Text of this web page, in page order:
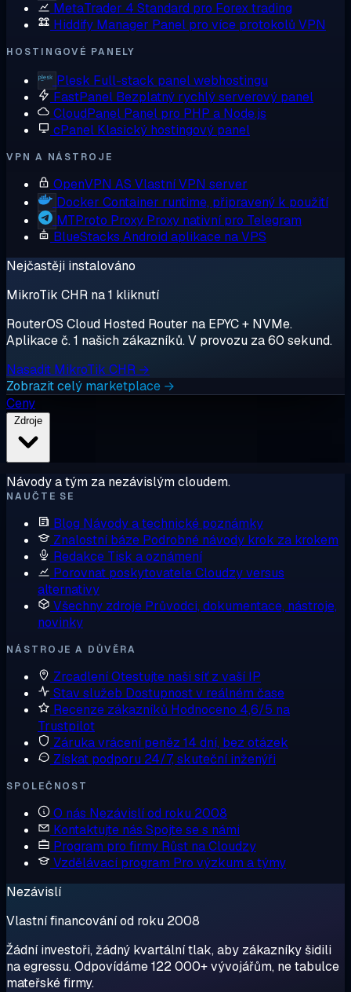
MetaTrader 4 Standard pro Forex trading
Hiddify Manager Panel pro více protokolů VPN
HOSTINGOVÉ PANELY
Plesk Full-stack panel webhostingu
FastPanel Bezplatný rychlý serverový panel
CloudPanel Panel pro PHP a Node.js
cPanel Klasický hostingový panel
VPN A NÁSTROJE
OpenVPN AS Vlastní VPN server
Docker Container runtime, připravený k použití
MTProto Proxy Proxy nativní pro Telegram
BlueStacks Android aplikace na VPS
Nejčastěji instalováno
MikroTik CHR na 1 kliknutí
RouterOS Cloud Hosted Router na EPYC + NVMe.
Aplikace č. 1 našich zákazníků. V provozu za 60 sekund.
Nasadit MikroTik CHR →
Zobrazit celý marketplace →
Ceny
Návody a tým za nezávislým cloudem.
NAUČTE SE
Blog Návody a technické poznámky
Znalostní báze Podrobné návody krok za krokem
Redakce Tisk a oznámení
Porovnat poskytovateleCloudzy versus
alternativy
Všechny zdroje Průvodci, dokumentace, nástroje,
novinky
NÁSTROJE A DŮVĚRA
ZrcadleníOtestujte naši síť z vaší IP
Stav služeb Dostupnost v reálném čase
Recenze zákazníků Hodnoceno 4,6/5 na
Trustpilot
Záruka vrácení peněz 14 dní, bez otázek
Získat podporu 24/7, skuteční inženýři
SPOLEČNOST
O nás Nezávislí od roku 2008
Kontaktujte nás Spojte se s námi
Program pro firmy Růst na Cloudzy
Vzdělávací program Pro výzkum a týmy
Nezávislí
Vlastní financování od roku 2008
Žádní investoři, žádný kvartální tlak, aby zákazníky šidili
na egressu. Odpovídáme 122 000+ vývojářům, ne tabulce
mateřské firmy.